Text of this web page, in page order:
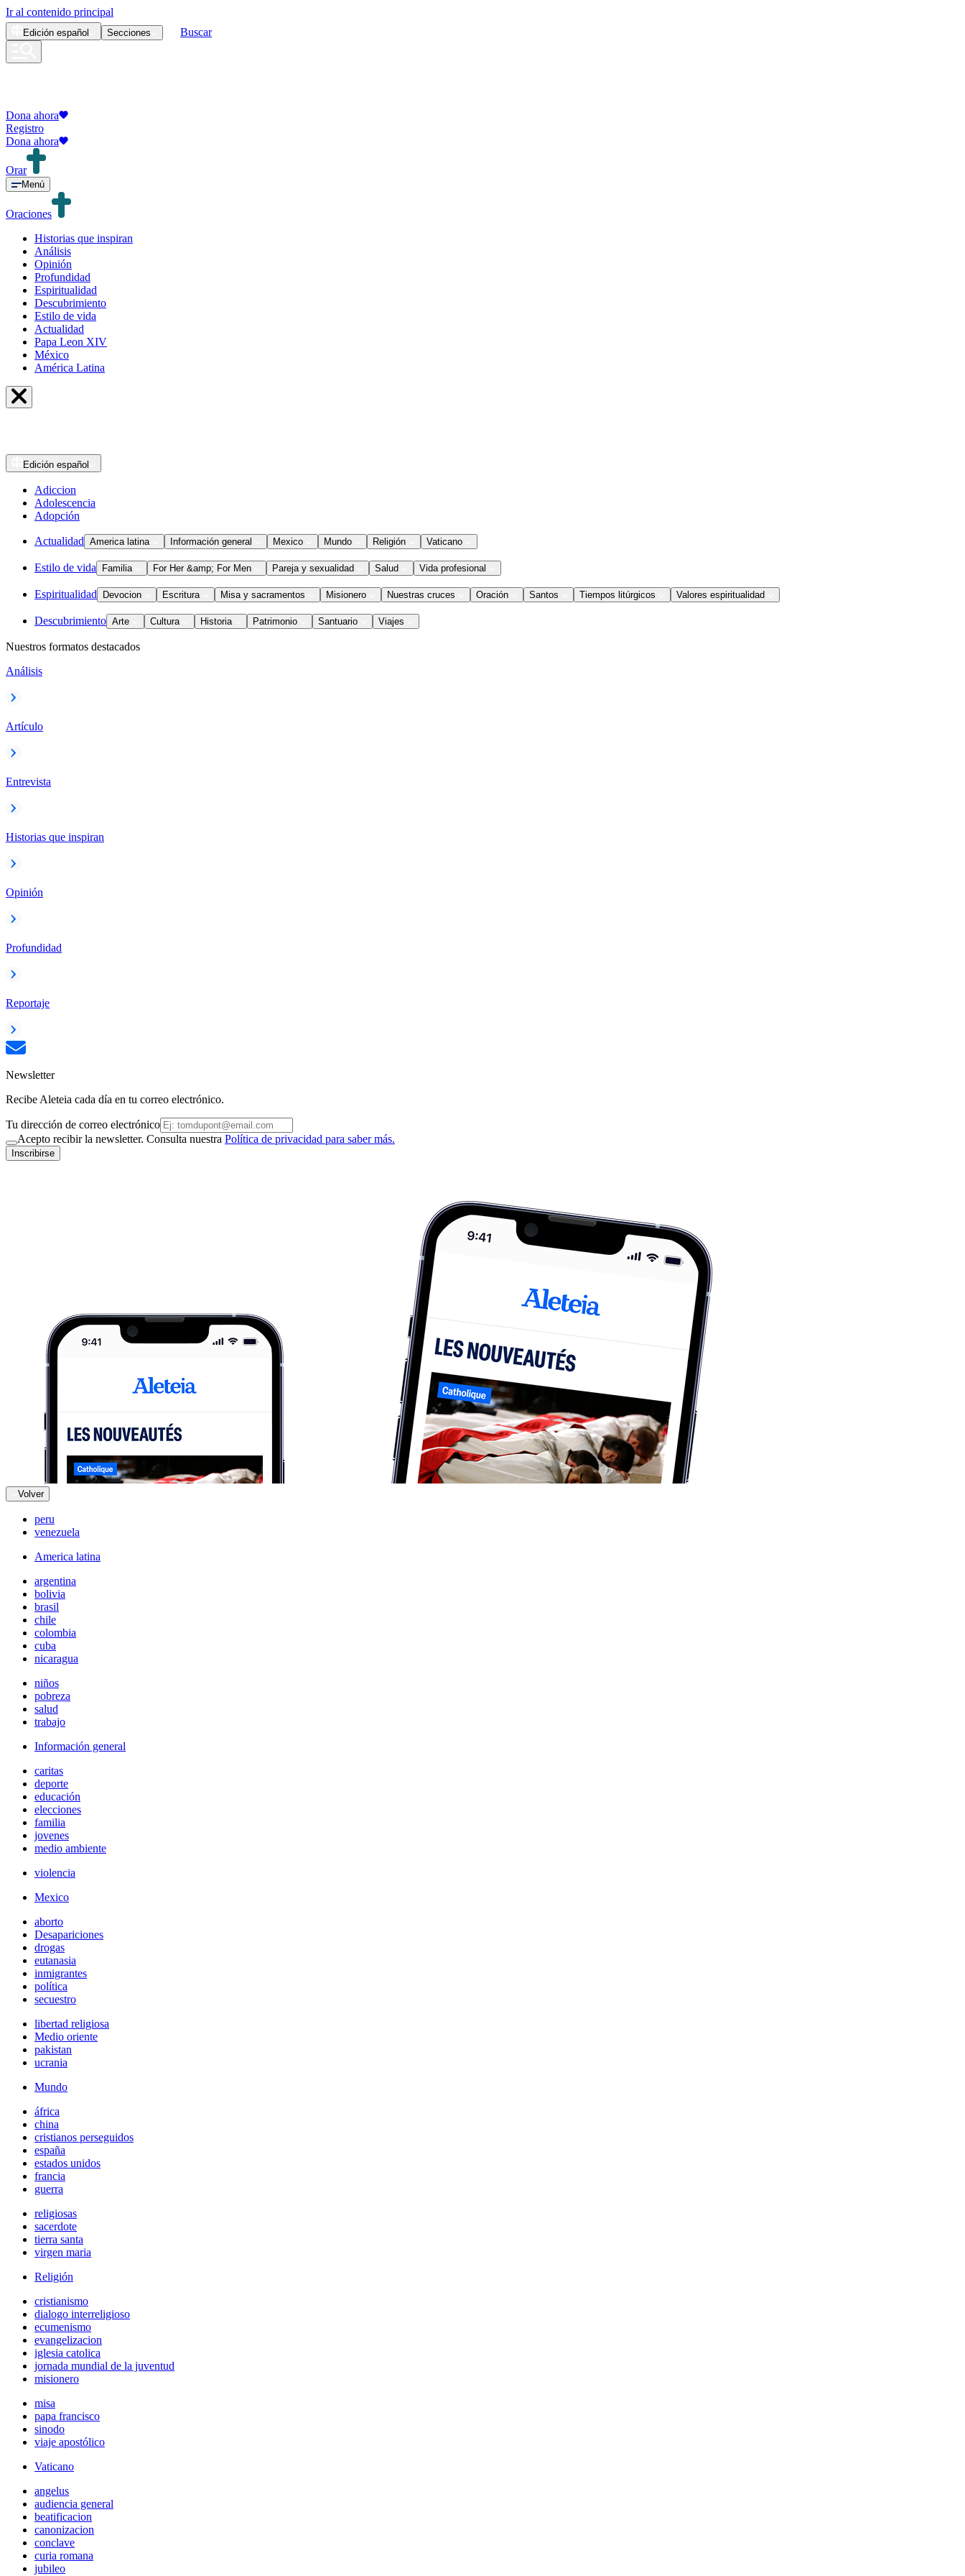
Ir al contenido principal
Edición español Secciones Buscar
Dona ahora
Registro
Dona ahora
Orar
Menú
Oraciones
Historias que inspiran
Análisis
Opinión
Profundidad
Espiritualidad
Descubrimiento
Estilo de vida
Actualidad
Papa Leon XIV
México
América Latina
Edición español
Adiccion
Adolescencia
Adopción
Actualidad America latina Información general Mexico Mundo Religión Vaticano
Estilo de vida Familia For Her &amp; For Men Pareja y sexualidad Salud Vida profesional
Espiritualidad Devocion Escritura Misa y sacramentos Misionero Nuestras cruces Oración Santos Tiempos litúrgicos Valores espiritualidad
Descubrimiento Arte Cultura Historia Patrimonio Santuario Viajes
Nuestros formatos destacados
Análisis
Artículo
Entrevista
Historias que inspiran
Opinión
Profundidad
Reportaje
Newsletter
Recibe Aleteia cada día en tu correo electrónico.
Tu dirección de correo electrónico
Acepto recibir la newsletter. Consulta nuestra Política de privacidad para saber más.
Inscribirse
Volver
peru
venezuela
America latina
argentina
bolivia
brasil
chile
colombia
cuba
nicaragua
niños
pobreza
salud
trabajo
Información general
caritas
deporte
educación
elecciones
familia
jovenes
medio ambiente
violencia
Mexico
aborto
Desapariciones
drogas
eutanasia
inmigrantes
política
secuestro
libertad religiosa
Medio oriente
pakistan
ucrania
Mundo
áfrica
china
cristianos perseguidos
españa
estados unidos
francia
guerra
religiosas
sacerdote
tierra santa
virgen maria
Religión
cristianismo
dialogo interreligioso
ecumenismo
evangelizacion
iglesia catolica
jornada mundial de la juventud
misionero
misa
papa francisco
sinodo
viaje apostólico
Vaticano
angelus
audiencia general
beatificacion
canonizacion
conclave
curia romana
jubileo